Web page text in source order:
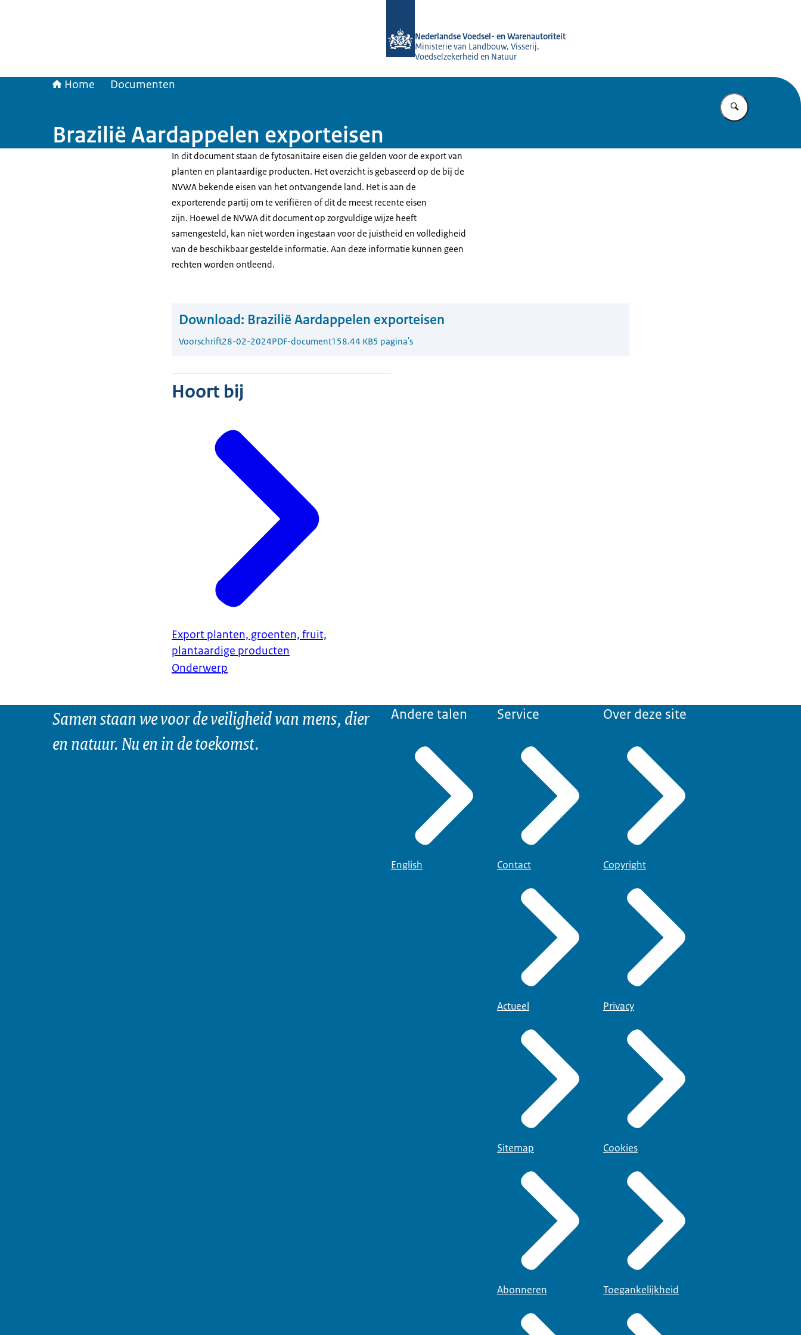
Nederlandse Voedsel- en Warenautoriteit
Ministerie van Landbouw, Visserij,
Voedselzekerheid en Natuur
Home Documenten
Vul in wat u
Brazilië Aardappelen exporteisen
In dit document staan de fytosanitaire eisen die gelden voor de export van
planten en plantaardige producten. Het overzicht is gebaseerd op de bij de
NVWA bekende eisen van het ontvangende land. Het is aan de
exporterende partij om te verifiëren of dit de meest recente eisen
zijn. Hoewel de NVWA dit document op zorgvuldige wijze heeft
samengesteld, kan niet worden ingestaan voor de juistheid en volledigheid
van de beschikbaar gestelde informatie. Aan deze informatie kunnen geen
rechten worden ontleend.
Download: Brazilië Aardappelen exporteisen
Voorschrift28-02-2024PDF-document158.44 KB5 pagina's
Hoort bij
Export planten, groenten, fruit,
plantaardige producten
Onderwerp
Samen staan we voor de veiligheid van mens, dier
en natuur. Nu en in de toekomst.
Andere talen
English
Service
Contact
Actueel
Sitemap
Abonneren
Over deze site
Copyright
Privacy
Cookies
Toegankelijkheid